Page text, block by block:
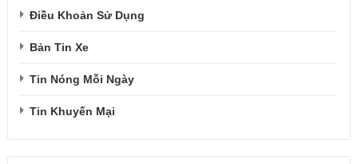
Điều Khoản Sử Dụng
Bản Tin Xe
Tin Nóng Mỗi Ngày
Tin Khuyến Mại